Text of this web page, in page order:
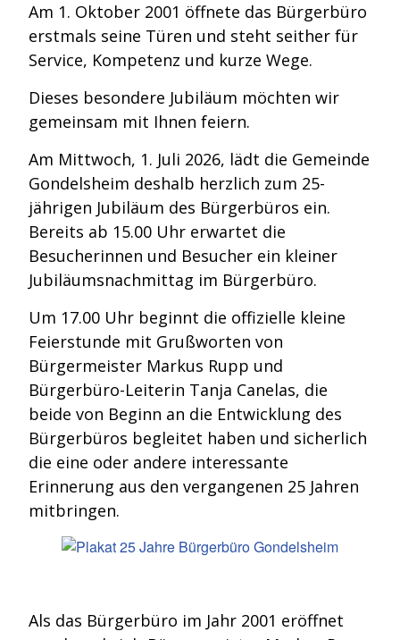
Am 1. Oktober 2001 öffnete das Bürgerbüro
erstmals seine Türen und steht seither für
Service, Kompetenz und kurze Wege.
Dieses besondere Jubiläum möchten wir
gemeinsam mit Ihnen feiern.
Am Mittwoch, 1. Juli 2026, lädt die Gemeinde
Gondelsheim deshalb herzlich zum 25-
jährigen Jubiläum des Bürgerbüros ein.
Bereits ab 15.00 Uhr erwartet die
Besucherinnen und Besucher ein kleiner
Jubiläumsnachmittag im Bürgerbüro.
Um 17.00 Uhr beginnt die offizielle kleine
Feierstunde mit Grußworten von
Bürgermeister Markus Rupp und
Bürgerbüro-Leiterin Tanja Canelas, die
beide von Beginn an die Entwicklung des
Bürgerbüros begleitet haben und sicherlich
die eine oder andere interessante
Erinnerung aus den vergangenen 25 Jahren
mitbringen.
Als das Bürgerbüro im Jahr 2001 eröffnet